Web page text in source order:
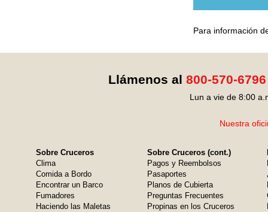
Para información
Llámenos al 800-570-6796
Lun a vie de 8:00
Nuestra
Sobre Cruceros
Clima
Comida a Bordo
Encontrar un Barco
Fumadores
Haciendo las Maletas
Sobre Cruceros (cont.)
Pagos y Reembolsos
Pasaportes
Planos de Cubierta
Preguntas Frecuentes
Propinas en los Cruceros